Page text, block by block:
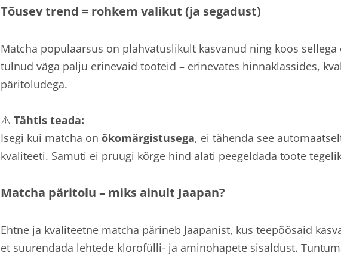
Tõusev trend = rohkem valikut (ja segadust)
Matcha populaarsus on plahvatuslikult kasvanud ning koos
tulnud väga palju erinevaid tooteid – erinevates hinnaklassides,
päritoludega.
⚠️ Tähtis teada:
Isegi kui matcha on ökomärgistusega, ei tähenda see
kvaliteeti. Samuti ei pruugi kõrge hind alati peegeldada toote
Matcha päritolu – miks ainult Jaapan?
Ehtne ja kvaliteetne matcha pärineb Jaapanist, kus teepõõsaid
et suurendada lehtede klorofülli- ja aminohapete sisaldust.